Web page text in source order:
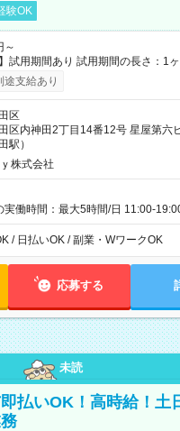
験OK
～
】試用期間あり 試用期間の長さ：1
時と同じです。
途支給あり
区
区内神田2丁目14番12号 星屋第六
駅）
株式会社
実働時間：最大5時間/日 11:00-
5時間 └上記の時間帯内であれば、
土曜日の中で、お好きな曜日でご勤
どのように、自由な働き方が可能なお
/ 日払いOK / 副業・WワークOK
応募する
未読
払いOK！高時給！土